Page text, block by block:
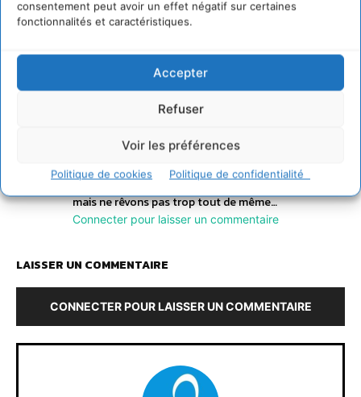
consentement peut avoir un effet négatif sur certaines
fonctionnalités et caractéristiques.
Accepter
Refuser
Voir les préférences
Politique de cookies Politique de confidentialité
J&S 1 juin 2010 à 15h14
majeure pour les Français ? Oui et ils sont
prêts à payer plus pour vivre mieux !
POUR CERTAINS FRANCAIS seulement!
et non les Français:
alors les scores aux élections sont à prendre en
compte et parlants:
l’écologie n’est pas une préoccupation majeure !!!
mais ne rêvons pas trop tout de même…
Connecter pour laisser un commentaire
LAISSER UN COMMENTAIRE
CONNECTER POUR LAISSER UN COMMENTAIRE